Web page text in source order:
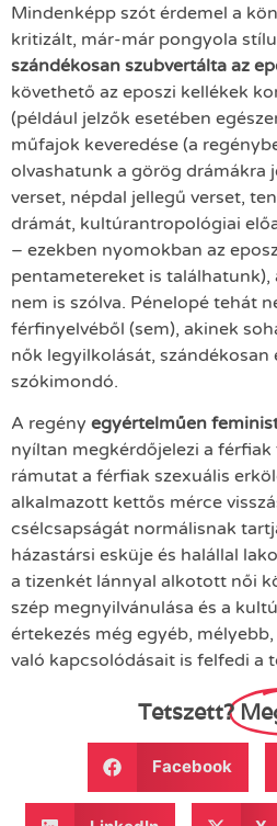
Mindenképp szót érdemel a
kritizált, már-már pongyola
szándékosan szubvertálta az
követhető az eposzi kellékek
(például jelzők esetében
műfajok keveredése (a
olvashatunk a görög drámákra
verset, népdal jellegű verset,
drámát, kultúrantropológiai
– ezekben nyomokban az
pentametereket is
nem is szólva. Pénelopé tehát
férfinyelvéből (sem), akinek
nők legyilkolását, szándékosan
szókimondó.
A regény egyértelműen
nyíltan megkérdőjelezi a
rámutat a férfiak szexuális
alkalmazott kettős mérce
csélcsapságát normálisnak
házastársi esküje és halállal
a tizenkét lánnyal alkotott női
szép megnyilvánulása és a
értekezés még egyéb,
való kapcsolódásait is felfedi a
Tetszett?
Facebook